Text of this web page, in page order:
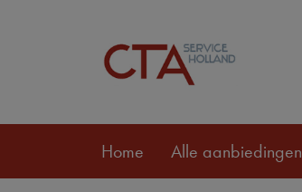
Home Alle aanbiedingen